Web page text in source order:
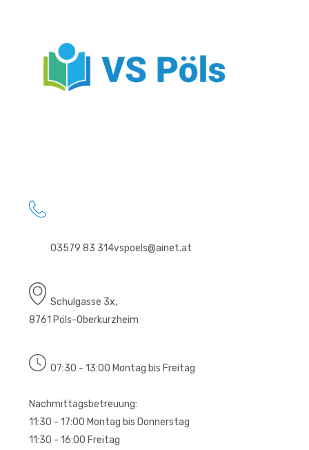
03579 83 314vspoels@ainet.at
Schulgasse 3x,
8761 Pöls-Oberkurzheim
07:30 - 13:00 Montag bis Freitag
Nachmittagsbetreuung:
11:30 - 17:00 Montag bis Donnerstag
11:30 - 16:00 Freitag